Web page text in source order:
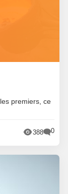
premiers, ce
388 0